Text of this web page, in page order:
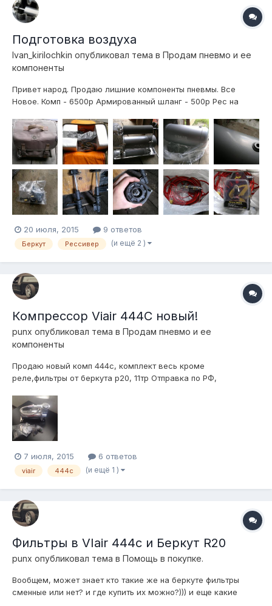
Подготовка воздуха
Ivan_kirilochkin опубликовал тема в Продам пневмо и ее
компоненты
Привет народ. Продаю лишние компоненты пневмы. Все
Новое. Комп - 6500р Армированный шланг - 500р Рес на
5000р (характеристики есть на сайте ВиАйр) Комплект
проводки для подключения 2х компрессоров, силовой
пред+провода - 1500р Силовое Рэле на 8...
20 июля, 2015 9 ответов
Беркут Рессивер (и ещё 2 )
Компрессор Viair 444C новый!
punx опубликовал тема в Продам пневмо и ее
компоненты
Продаю новый комп 444c, комплект весь кроме
реле,фильтры от беркута р20, 11тр Отправка по РФ,
7 июля, 2015 6 ответов
viair 444c (и ещё 1 )
Фильтры в VIair 444c и Беркут R20
punx опубликовал тема в Помощь в покупке.
Вообщем, может знает кто такие же на беркуте фильтры
сменные или нет? и где купить их можно?))) и еще какие